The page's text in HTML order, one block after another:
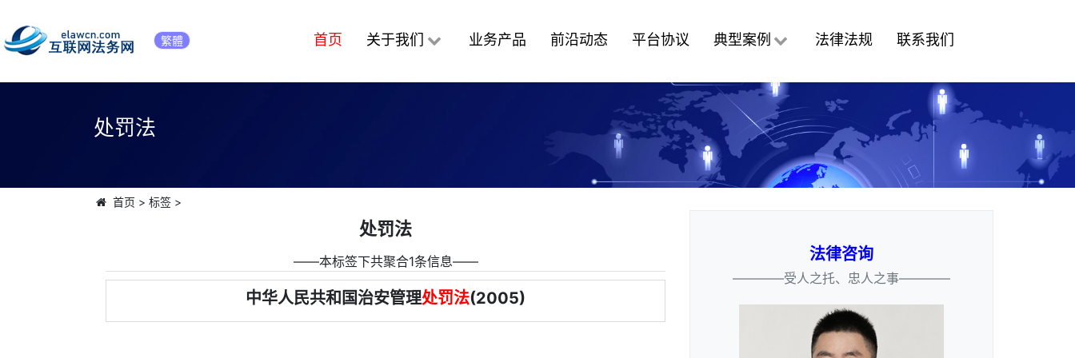
繁體 首页 关于我们 业务产品 前沿动态 平台协议 典型案例 法律法规 联系我们
处罚法
首页 > 标签>
处罚法
――本标签下共聚合1条信息――
中华人民共和国治安管理处罚法(2005)
法律咨询
————受人之托、忠人之事————